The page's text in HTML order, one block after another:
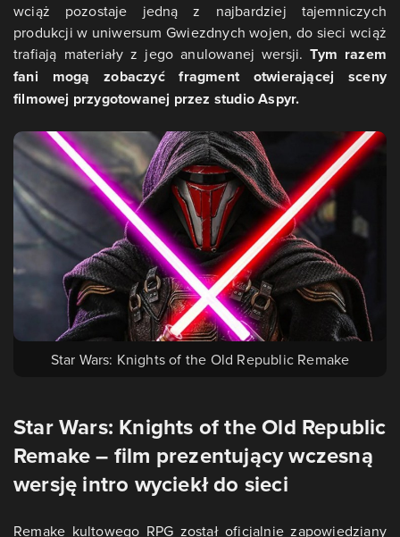
wciąż pozostaje jedną z najbardziej tajemniczych
produkcji w uniwersum Gwiezdnych wojen, do sieci wciąż
trafiają materiały z jego anulowanej wersji.Tym razem
fani mogą zobaczyć fragment otwierającej sceny
filmowej przygotowanej przez studio Aspyr.
Star Wars: Knights of the Old Republic Remake
Star Wars: Knights of the Old Republic
Remake – film prezentujący wczesną
wersję intro wyciekł do sieci
Remake kultowego RPG został oficjalnie zapowiedziany